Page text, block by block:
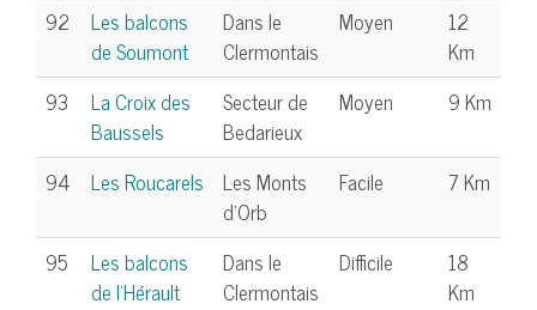
92
Les balcons
de Soumont
Dans le
Clermontais
Moyen
12
Km
93
La Croix des
Baussels
Secteur de
Bedarieux
Moyen 9 Km
94 Les Roucarels
Les Monts
d'Orb
Facile 7 Km
95
Les balcons
de l'Hérault
Dans le
Clermontais
Difficile
18
Km